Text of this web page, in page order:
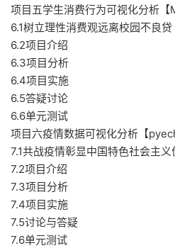
项目五学生消费行为可视化分析【
6.1树立理性消费观远离校园不良贷
6.2项目介绍
6.3项目分析
6.4项目实施
6.5答疑讨论
6.6单元测试
项目六疫情数据可视化分析【
7.1共战疫情彰显中国特色社会主义
7.2项目介绍
7.3项目分析
7.4项目实施
7.5讨论与答疑
7.6单元测试